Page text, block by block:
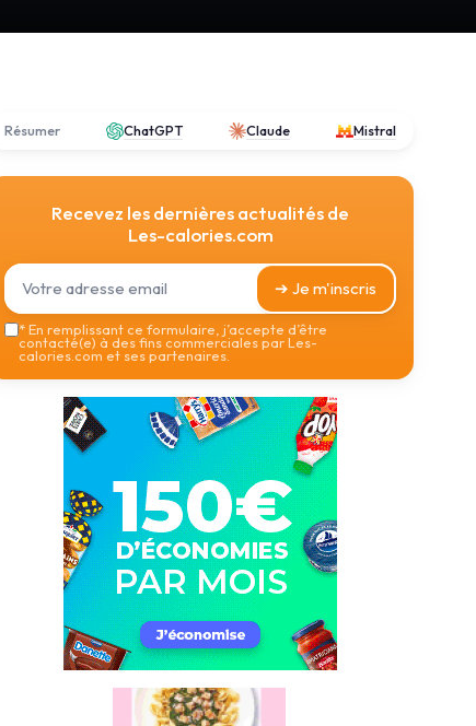
Résumer ChatGPT Claude Mistral
Recevez les dernières actualités de
Les-calories.com
➔ Je m'inscris
*En remplissant ce formulaire, j’accepte d’être
contacté(e) à des fins commerciales par Les-
calories.com et ses partenaires.